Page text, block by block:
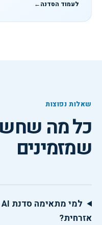
לעמוד הסדנה←
שאלות נפוצות
כל מה
שמזמינים
אזרחית?